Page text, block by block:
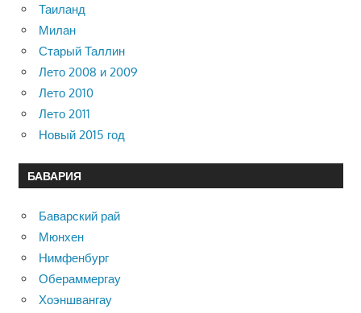
Таиланд
Милан
Старый Таллин
Лето 2008 и 2009
Лето 2010
Лето 2011
Новый 2015 год
БАВАРИЯ
Баварский рай
Мюнхен
Нимфенбург
Обераммергау
Хоэншвангау